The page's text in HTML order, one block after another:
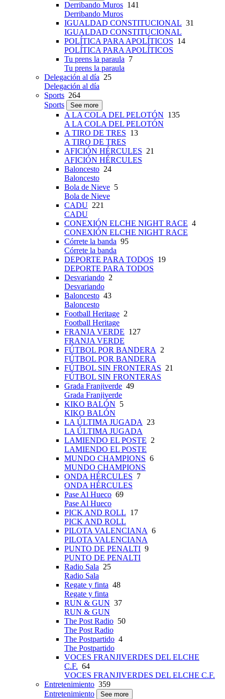
Derribando Muros 141
Derribando Muros
IGUALDAD CONSTITUCIONAL 31
IGUALDAD CONSTITUCIONAL
POLÍTICA PARA APOLÍTICOS 14
POLÍTICA PARA APOLÍTICOS
Tu prens la paraula 7
Tu prens la paraula
Delegación al día 25
Delegación al día
Sports 264
Sports
See more
A LA COLA DEL PELOTÓN 135
A LA COLA DEL PELOTÓN
A TIRO DE TRES 13
A TIRO DE TRES
AFICIÓN HÉRCULES 21
AFICIÓN HÉRCULES
Baloncesto 24
Baloncesto
Bola de Nieve 5
Bola de Nieve
CADU 221
CADU
CONEXIÓN ELCHE NIGHT RACE 4
CONEXIÓN ELCHE NIGHT RACE
Córrete la banda 95
Córrete la banda
DEPORTE PARA TODOS 19
DEPORTE PARA TODOS
Desvariando 2
Desvariando
Baloncesto 43
Baloncesto
Football Heritage 2
Football Heritage
FRANJA VERDE 127
FRANJA VERDE
FÚTBOL POR BANDERA
2
FÚTBOL POR BANDERA
FÚTBOL SIN FRONTERAS 21
FÚTBOL SIN FRONTERAS
Grada Franjiverde 49
Grada Franjiverde
KIKO BALÓN 5
KIKO BALÓN
LA ÚLTIMA JUGADA
23
LA ÚLTIMA JUGADA
LAMIENDO EL POSTE 2
LAMIENDO EL POSTE
MUNDO CHAMPIONS 6
MUNDO CHAMPIONS
ONDA HÉRCULES 7
ONDA HÉRCULES
Pase Al Hueco 69
Pase Al Hueco
PICK AND ROLL 17
PICK AND ROLL
PILOTA VALENCIANA 6
PILOTA VALENCIANA
PUNTO DE PENALTI 9
PUNTO DE PENALTI
Radio Sala 25
Radio Sala
Regate y finta 48
Regate y finta
RUN & GUN 37
RUN & GUN
The Post Radio 50
The Post Radio
The Postpartido 4
The Postpartido
VOCES FRANJIVERDES DEL ELCHE
C.F. 64
VOCES FRANJIVERDES DEL ELCHE C.F.
Entretenimiento 359
Entretenimiento
See more